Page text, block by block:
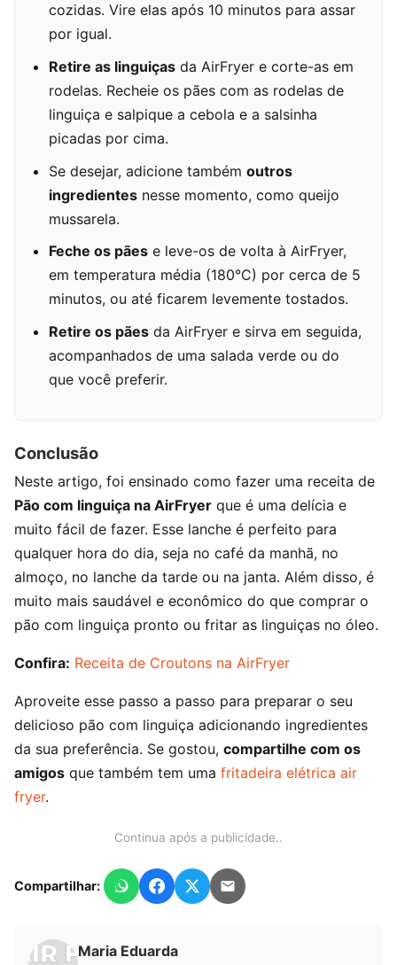
cozidas. Vire elas após 10 minutos para assar
por igual.
Retire as linguiças da AirFryer e corte-as em
rodelas. Recheie os pães com as rodelas de
linguiça e salpique a cebola e a salsinha
picadas por cima.
Se desejar, adicione tambémoutros
ingredientes nesse momento, como queijo
mussarela.
Feche os pães e leve-os de volta à AirFryer,
em temperatura média (180°C) por cerca de 5
minutos, ou até ficarem levemente tostados.
Retire os pães da AirFryer e sirva em seguida,
acompanhados de uma salada verde ou do
que você preferir.
Conclusão
Neste artigo, foi ensinado como fazer uma receita de
Pão com linguiça na AirFryer que é uma delícia e
muito fácil de fazer. Esse lanche é perfeito para
qualquer hora do dia, seja no café da manhã, no
almoço, no lanche da tarde ou na janta. Além disso, é
muito mais saudável e econômico do que comprar o
pão com linguiça pronto ou fritar as linguiças no óleo.
Confira: Receita de Croutons na AirFryer
Aproveite esse passo a passo para preparar o seu
delicioso pão com linguiça adicionando ingredientes
da sua preferência. Se gostou, compartilhe com os
amigos que também tem uma fritadeira elétrica air
fryer.
Continua após a publicidade..
Compartilhar:
Maria Eduarda